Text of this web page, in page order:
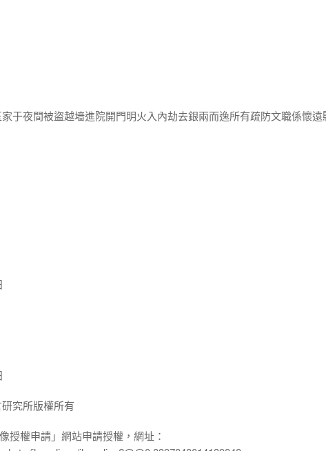
于夜間被盜越墻進院開門明火入內劫去銀兩而逸所有疏防文職係懷遠
究所版權所有
授權申請」網站申請授權，網址：